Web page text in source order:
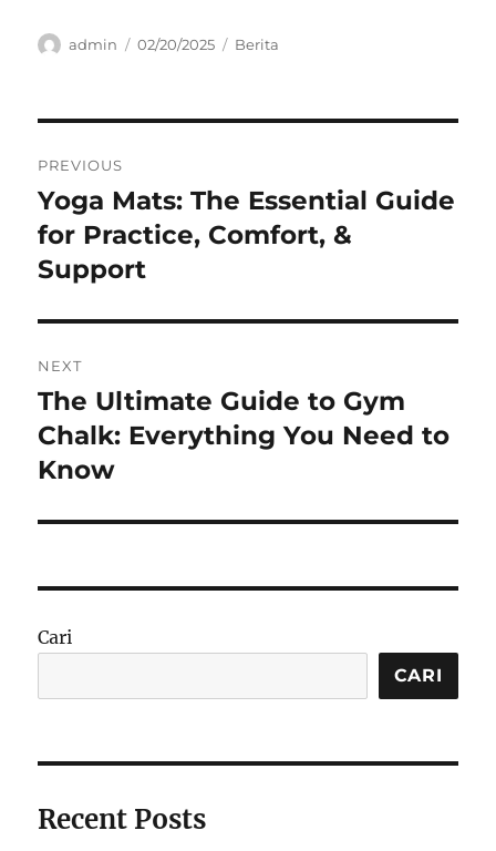
Author
admin
Posted
02/20/2025 Categories
Berita
pos
PREVIOUS
Previous
post:
Yoga Mats: The Essential Guide
for Practice, Comfort, &
Support
NEXT
Next
post:
The Ultimate Guide to Gym
Chalk: Everything You Need to
Know
Cari
CARI
Recent Posts